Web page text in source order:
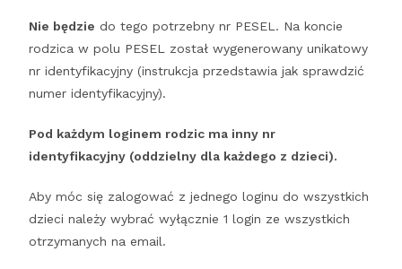
Nie będzie do tego potrzebny nr PESEL. Na koncie
rodzica w polu PESEL został wygenerowany unikatowy
nr identyfikacyjny (instrukcja przedstawia jak sprawdzić
numer identyfikacyjny).
Pod każdym loginem rodzic ma inny nr
identyfikacyjny (oddzielny dla każdego z dzieci).
Aby móc się zalogować z jednego loginu do wszystkich
dzieci należy wybrać wyłącznie 1 login ze wszystkich
otrzymanych na email.